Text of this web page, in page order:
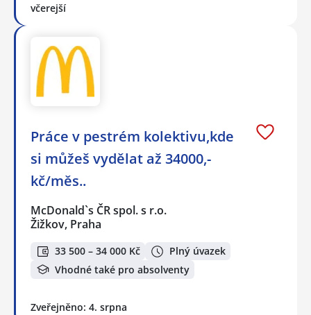
včerejší
Práce v pestrém kolektivu,kde
si můžeš vydělat až 34000,-
kč/měs..
McDonald`s ČR spol. s r.o.
Žižkov, Praha
33 500 – 34 000 Kč
Plný úvazek
Vhodné také pro absolventy
Zveřejněno: 4. srpna